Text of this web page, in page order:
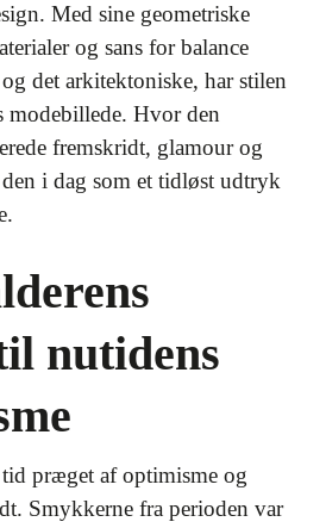
Med sine geometriske
og sans for balance
det arkitektoniske, har stilen
Hvor den
fremskridt, glamour og
i dag som et tidløst udtryk
nutidens
præget af optimisme og
Smykkerne fra perioden var